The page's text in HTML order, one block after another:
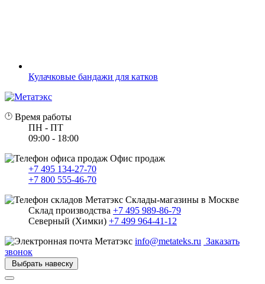
Кулачковые бандажи для катков
Время работы
ПН - ПТ
09:00 - 18:00
Офис продаж
+7 495 134-27-70
+7 800 555-46-70
Склады-магазины в Москве
Склад производства +7 495 989-86-79
Северный (Химки) +7 499 964-41-12
info@metateks.ru Заказать
звонок
Выбрать навеску